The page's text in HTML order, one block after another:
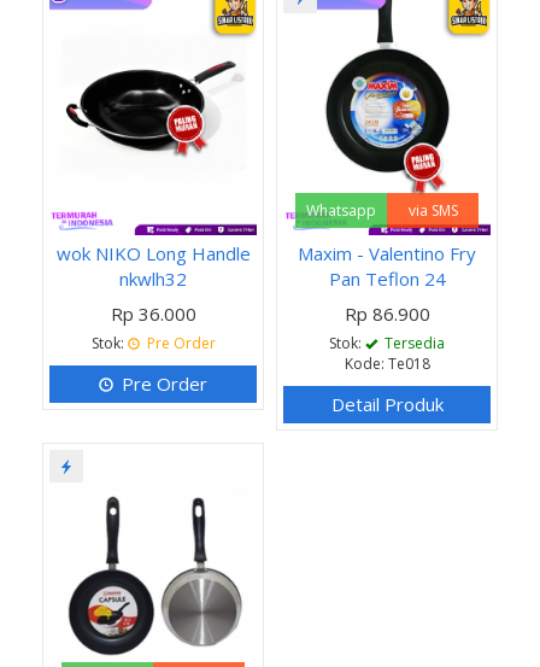
wok NIKO Long Handle
nkwlh32
Rp 36.000
Stok: Pre Order
Pre Order
Whatsapp via SMS
Maxim - Valentino Fry
Pan Teflon 24
Rp 86.900
Stok:
Tersedia
Kode: Te018
Detail Produk